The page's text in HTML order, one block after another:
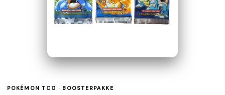
POKÉMON TCG · BOOSTERPAKKE